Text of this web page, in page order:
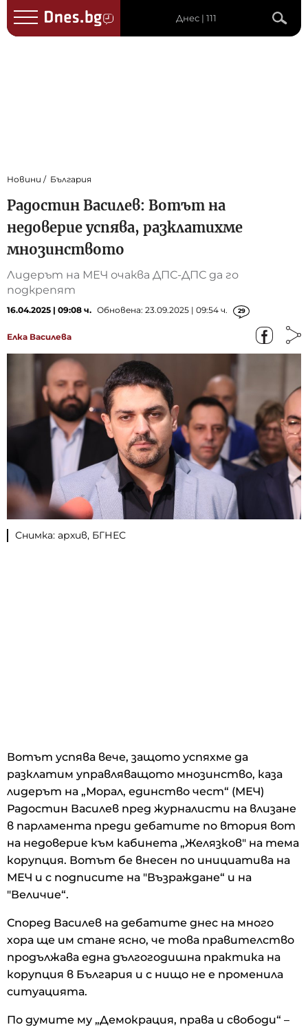
Днес | 111
Новини България
Радостин Василев: Вотът на
недоверие успява, разклатихме
мнозинството
Лидерът на МЕЧ очаква ДПС-ДПС да го
подкрепят
16.04.2025 | 09:08 ч. Обновена: 23.09.2025 | 09:54 ч. 29
Елка Василева
Снимка: архив, БГНЕС
Вотът успява вече, защото успяхме да
разклатим управляващото мнозинство, каза
лидерът на „Морал, единство чест“ (МЕЧ)
Радостин Василев пред журналисти на влизане
в парламента преди дебатите по втория вот
на недоверие към кабинета „Желязков" на тема
корупция. Вотът бе внесен по инициатива на
МЕЧ и с подписите на "Възраждане“ и на
"Величие“.
Според Василев на дебатите днес на много
хора ще им стане ясно, че това правителство
продължава една дългогодишна практика на
корупция в България и с нищо не е променила
ситуацията.
По думите му „Демокрация, права и свободи“ –